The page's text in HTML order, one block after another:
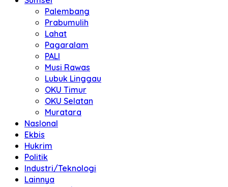
Palembang
Prabumulih
Lahat
Pagaralam
PALI
Musi Rawas
Lubuk Linggau
OKU Timur
OKU Selatan
Muratara
NasIonal
Ekbis
Hukrim
Politik
Industri/Teknologi
Lainnya